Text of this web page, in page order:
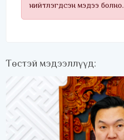
нийтлэгдсэн мэдээ болно.
Төстэй мэдээллүүд: